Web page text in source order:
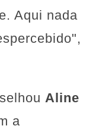
Aqui nada
Aline
a